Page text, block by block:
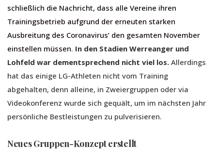
schließlich die Nachricht, dass alle Vereine ihren
Trainingsbetrieb aufgrund der erneuten starken
Ausbreitung des Coronavirus’ den gesamten November
einstellen müssen. In den Stadien Werreanger und
Lohfeld war dementsprechend nicht viel los. Allerdings
hat das einige LG-Athleten nicht vom Training
abgehalten, denn alleine, in Zweiergruppen oder via
Videokonferenz wurde sich gequält, um im nächsten Jahr
persönliche Bestleistungen zu pulverisieren.
Neues Gruppen-Konzept erstellt